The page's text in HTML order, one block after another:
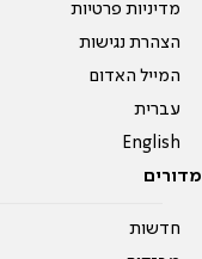
מדיניות פרטיות
הצהרת נגישות
המייל האדום
עברית
English
מדורים
חדשות